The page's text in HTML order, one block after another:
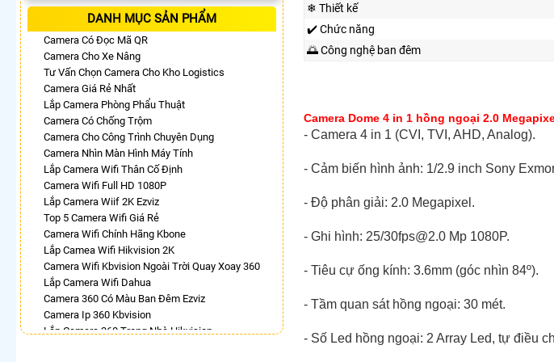
DANH MỤC SẢN PHẨM
Camera Có Đọc Mã QR
Camera Cho Xe Nâng
Tư Vấn Chọn Camera Cho Kho Logistics
Camera Giá Rẻ Nhất
Lắp Camera Phòng Phẩu Thuật
Camera Có Chống Trộm
Camera Cho Công Trình Chuyên Dụng
Camera Nhìn Màn Hình Máy Tính
Lắp Camera Wifi Thân Cố Định
Camera Wifi Full HD 1080P
Lắp Camera Wiif 2K Ezviz
Top 5 Camera Wifi Giá Rẻ
Camera Wifi Chính Hãng Kbone
Lắp Camea Wifi Hikvision 2K
Camera Wifi Kbvision Ngoài Trời Quay Xoay 360
Lắp Camera Wifi Dahua
Camera 360 Có Màu Ban Đêm Ezviz
Camera Ip 360 Kbvision
Lắp Camera 360 Trong Nhà Hikvision
❄ Thiết kế
✔️ Chức năng
🌅 Công nghệ ban đêm
Camera Dome 4 in 1 hồng ngoại 2.0
- Camera 4 in 1 (CVI, TVI, AHD, Analog).
- Cảm biến hình ảnh: 1/2.9 inch Sony
- Độ phân giải: 2.0 Megapixel.
- Ghi hình: 25/30fps@2.0 Mp 1080P.
- Tiêu cự ống kính: 3.6mm (góc nhìn 84º).
- Tầm quan sát hồng ngoại: 30 mét.
- Số Led hồng ngoại: 2 Array Led, tự điều